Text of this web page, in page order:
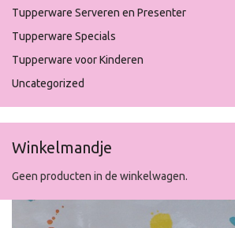
Tupperware Serveren en Presenter
Tupperware Specials
Tupperware voor Kinderen
Uncategorized
Winkelmandje
Geen producten in de winkelwagen.